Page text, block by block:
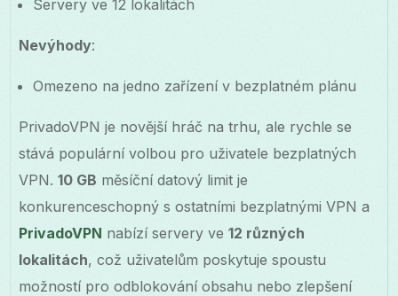
Servery ve 12 lokalitách
Nevýhody:
Omezeno na jedno zařízení v bezplatném plánu
PrivadoVPN je novější hráč na trhu, ale rychle se
stává populární volbou pro uživatele bezplatných
VPN.10 GB měsíční datový limit je
konkurenceschopný s ostatními bezplatnými VPN a
PrivadoVPN nabízí servery ve12 různých
lokalitách, což uživatelům poskytuje spoustu
možností pro odblokování obsahu nebo zlepšení